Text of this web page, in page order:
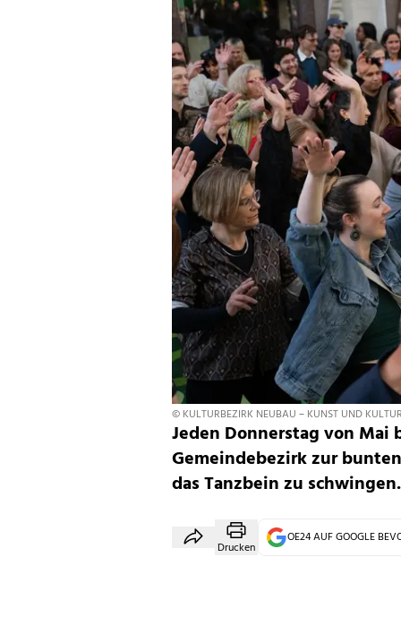
© KULTURBEZIRK NEUBAU – KUNST UND
Jeden Donnerstag von Mai
Gemeindebezirk zur
das Tanzbein zu schwingen.
Drucken
OE24 AUF GOOGLE